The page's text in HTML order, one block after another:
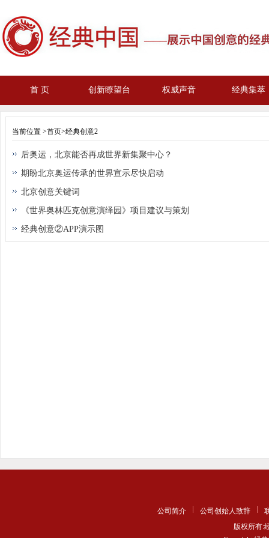
首 页 创新瞭望台 权威声音 经典集萃
当前位置 >首页>经典创意2
后奥运，北京能否再成世界新集聚中心？
期盼北京奥运传承的世界宣示尽快启动
北京创意关键词
《世界奥林匹克创意演绎园》项目建议与策划
经典创意②APP演示图
公司简介 公司创始人致辞
版权所有: